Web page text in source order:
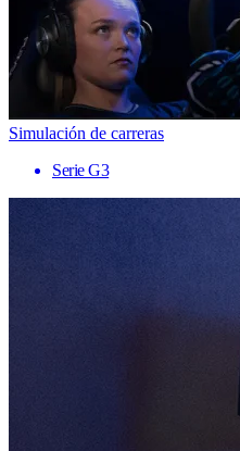
Simulación de carreras
Serie G3